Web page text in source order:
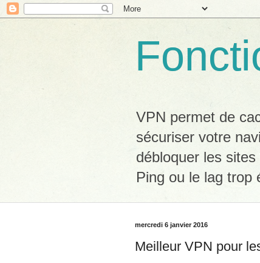
VPN permet de
sécuriser votre
débloquer les
Ping ou le lag trop
mercredi 6 janvier 2016
Meilleur VPN pour